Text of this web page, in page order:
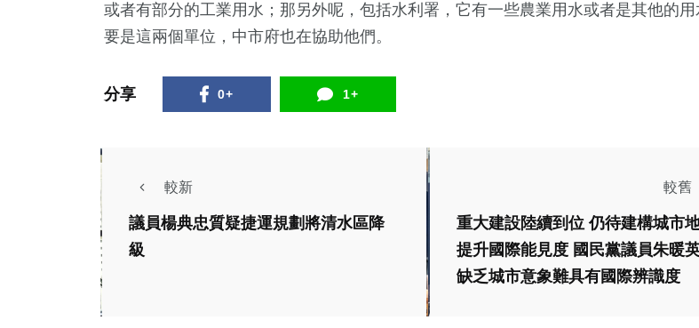
或者有部分的工業用水；那另外呢，包括水利署，它有一些農業用水或者是其他的用
要是這兩個單位，中市府也在協助他們。
分享 0+ 1+
較新
議員楊典忠質疑捷運規劃將清水區降
級
較舊
重大建設陸續到位 仍待建構城市
提升國際能見度 國民黨議員朱暖英
缺乏城市意象難具有國際辨識度
政治 演唱會